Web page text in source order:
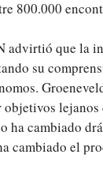
800.000
advirtió que la
su
ha cambiado
cambiado el